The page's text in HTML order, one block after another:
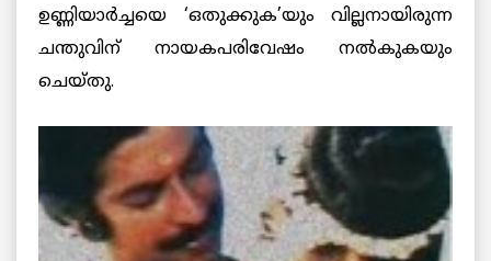
ഉണ്ണിയാര്‍ച്ചയെ ‘ഒതുക്കുക’യും വില്ലനായിരുന്ന
ചന്തുവിന് നായകപരിവേഷം നല്‍കുകയും
ചെയ്തു.